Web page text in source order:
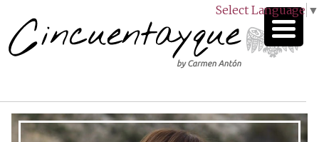
Select Language ▼